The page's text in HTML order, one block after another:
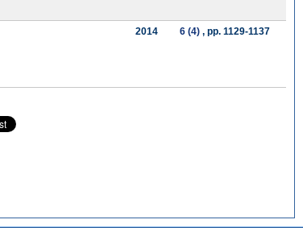
2014 6 (4) , pp. 1129-1137